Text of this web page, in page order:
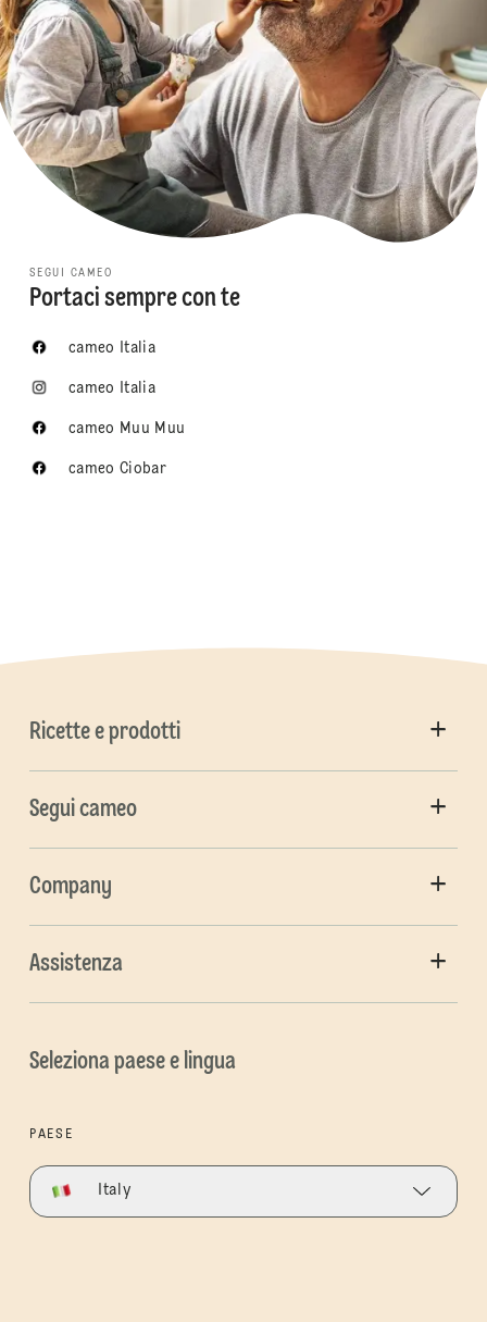
SEGUI CAMEO
Portaci sempre con te
cameo Italia
cameo Italia
cameo Muu Muu
cameo Ciobar
Ricette e prodotti
Segui cameo
Company
Assistenza
Seleziona paese e lingua
PAESE
Italy